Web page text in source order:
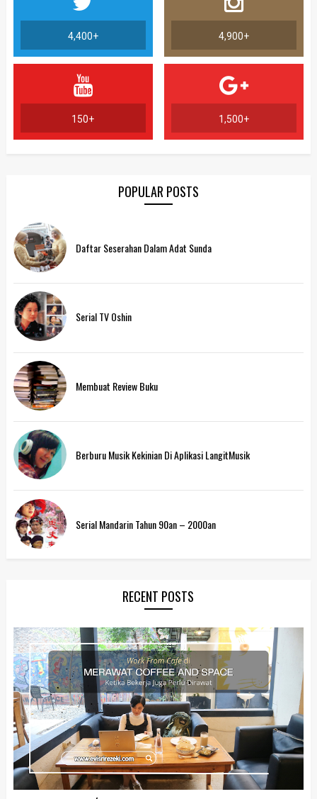
4,400+ 4,900+
150+ 1,500+
POPULAR POSTS
Daftar Seserahan Dalam Adat Sunda
Serial TV Oshin
Membuat Review Buku
Berburu Musik Kekinian Di Aplikasi LangitMusik
Serial Mandarin Tahun 90an – 2000an
RECENT POSTS